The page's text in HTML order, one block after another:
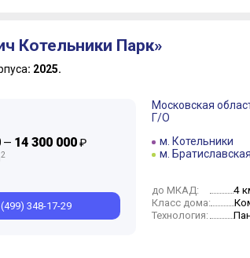
Котельники Парк»
: 2025.
— 14 300 000₽
2
(499) 348-17-29
Московская
Г/О
м. Котельники
м. Братиславская
до МКАД: 4
Класс дома:
Технология: